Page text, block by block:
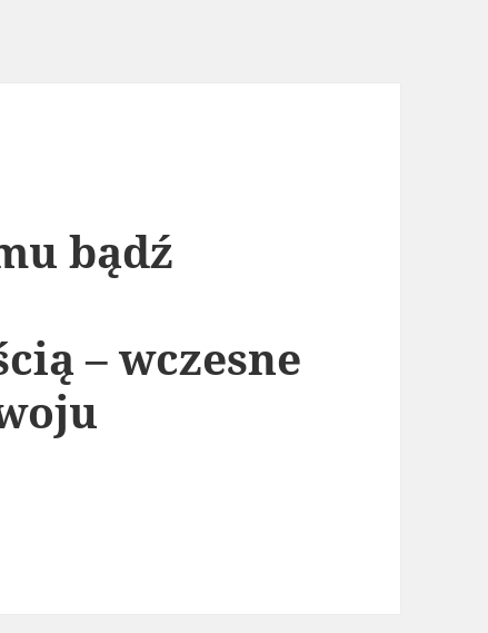
bądź
– wczesne
bądź zagrożonemu